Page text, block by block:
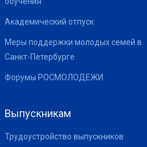
Академический отпуск
Меры поддержки молодых семей в
Санкт-Петербурге
Форумы РОСМОЛОДЕЖИ
Выпускникам
Трудоустройство выпускников